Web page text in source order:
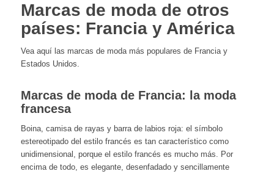
Marcas de moda de otros
países: Francia y América
Vea aquí las marcas de moda más populares de Francia y
Estados Unidos.
Marcas de moda de Francia: la moda
francesa
Boina, camisa de rayas y barra de labios roja: el símbolo
estereotipado del estilo francés es tan característico como
unidimensional, porque el estilo francés es mucho más. Por
encima de todo, es elegante, desenfadado y sencillamente